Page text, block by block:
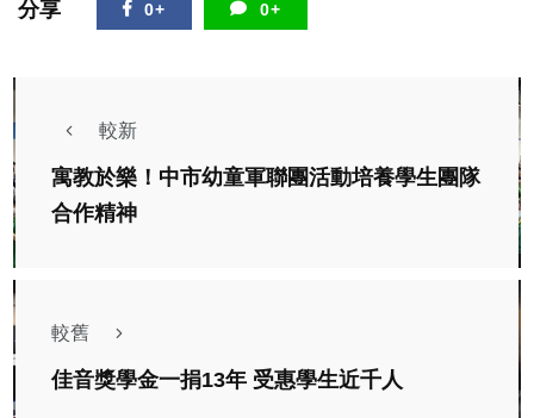
分享 0+ 0+
較新
寓教於樂！中市幼童軍聯團活動培養學生團隊
合作精神
較舊
佳音獎學金一捐13年 受惠學生近千人